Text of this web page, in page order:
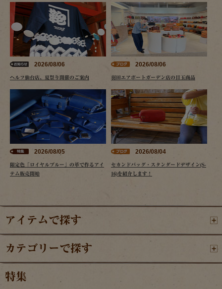
2026/08/06
ヘルツ仙台店、夏祭り開催のご案内
2026/08/06
羽田エアポートガーデン店の目玉商品
2026/08/05
限定色「ロイヤルブルー」の革で作るアイ
テム販売開始
2026/08/04
セカンドバッグ・スタンダードデザイン(S-
16)を紹介します！
アイテムで探す
カテゴリーで探す
特集